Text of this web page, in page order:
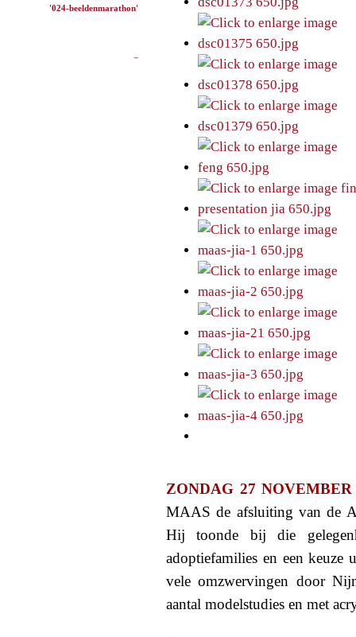
'024-beeldenmarathon'
ZONDAG 27
MAAS de afsluiting van de
Hij toonde bij die
adoptiefamilies en een
vele omzwervingen door
aantal modelstudies en met